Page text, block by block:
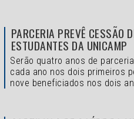
PARCERIA PREVÊ CESSÃO
ESTUDANTES DA UNICAMP
Serão quatro anos de
cada ano nos dois primeiros
nove beneficiados nos dois